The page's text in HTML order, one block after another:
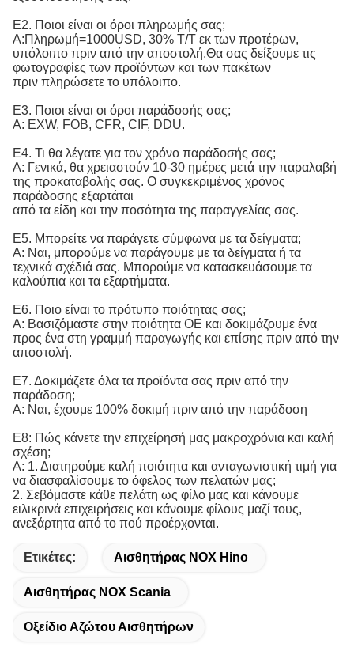
Ε2. Ποιοι είναι οι όροι πληρωμής σας;
Α:Πληρωμή=1000USD, 30% T/T εκ των προτέρων,
υπόλοιπο πριν από την αποστολή.Θα σας δείξουμε τις
φωτογραφίες των προϊόντων και των πακέτων
πριν πληρώσετε το υπόλοιπο.
Ε3. Ποιοι είναι οι όροι παράδοσής σας;
Α: EXW, FOB, CFR, CIF, DDU.
Ε4. Τι θα λέγατε για τον χρόνο παράδοσής σας;
Α: Γενικά, θα χρειαστούν 10-30 ημέρες μετά την παραλαβή
της προκαταβολής σας. Ο συγκεκριμένος χρόνος
παράδοσης εξαρτάται
από τα είδη και την ποσότητα της παραγγελίας σας.
Ε5. Μπορείτε να παράγετε σύμφωνα με τα δείγματα;
Α: Ναι, μπορούμε να παράγουμε με τα δείγματα ή τα
τεχνικά σχέδιά σας. Μπορούμε να κατασκευάσουμε τα
καλούπια και τα εξαρτήματα.
Ε6. Ποιο είναι το πρότυπο ποιότητας σας;
Α: Βασιζόμαστε στην ποιότητα OE και δοκιμάζουμε ένα
προς ένα στη γραμμή παραγωγής και επίσης πριν από την
αποστολή.
Ε7. Δοκιμάζετε όλα τα προϊόντα σας πριν από την
παράδοση;
Α: Ναι, έχουμε 100% δοκιμή πριν από την παράδοση
Ε8: Πώς κάνετε την επιχείρησή μας μακροχρόνια και καλή
σχέση;
Α: 1. Διατηρούμε καλή ποιότητα και ανταγωνιστική τιμή για
να διασφαλίσουμε το όφελος των πελατών μας;
2. Σεβόμαστε κάθε πελάτη ως φίλο μας και κάνουμε
ειλικρινά επιχειρήσεις και κάνουμε φίλους μαζί τους,
ανεξάρτητα από το πού προέρχονται.
Ετικέτες: Αισθητήρας NOX Hino
Αισθητήρας NOX Scania
Οξείδιο Αζώτου Αισθητήρων